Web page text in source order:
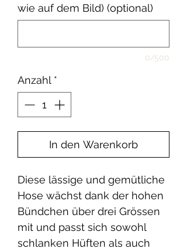
wie auf dem Bild) (optional)
0/500
Anzahl *
In den Warenkorb
Diese lässige und gemütliche
Hose wächst dank der hohen
Bündchen über drei Grössen
mit und passt sich sowohl
schlanken Hüften als auch